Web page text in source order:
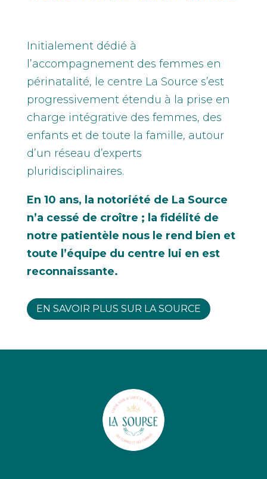
Initialement dédié à
l’accompagnement des femmes en
périnatalité, le centre La Source s’est
progressivement étendu à la prise en
charge intégrative des femmes, des
enfants et de toute la famille, autour
d’un réseau d’experts
pluridisciplinaires.
En 10 ans, la notoriété de La Source
n’a cessé de croître ; la fidélité de
notre patientèle nous le rend bien et
toute l’équipe du centre lui en est
reconnaissante.
EN SAVOIR PLUS SUR LA SOURCE